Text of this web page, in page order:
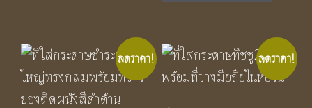
ลดราคา! ลดราคา!